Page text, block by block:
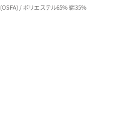
(OSFA) / ポリエステル65% 綿35%